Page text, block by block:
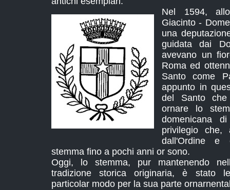
Nel 1594,
Giacinto -
una
guidata dai
avevano un
Roma ed
Santo come
appunto in
del Santo
ornare lo
domenicana
privilegio che,
dall'Ordine e
stemma fino a pochi anni or sono.
Oggi, lo stemma, pur mantenendo
tradizione storica originaria, è stato
particolar modo per la sua parte